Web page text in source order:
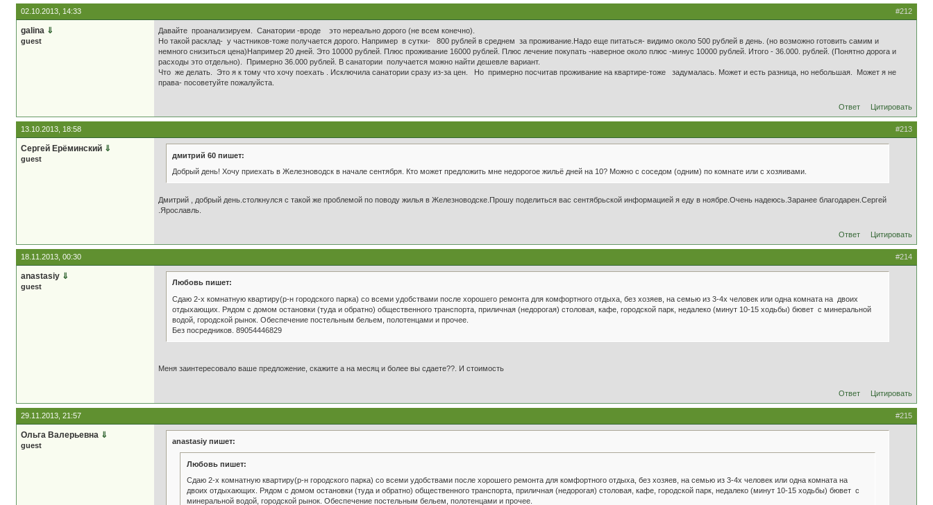
#212
02.10.2013, 14:33
galina ⇓
guest
Давайте проанализируем. Санатории -вроде это нереально дорого (не всем конечно).
Но такой расклад- у частников-тоже получается дорого. Например в сутки- 800 рублей в среднем за проживание.Надо еще питаться- видимо около 500 рублей в день. (но возможно готовить самим и
немного снизиться цена)Например 20 дней. Это 10000 рублей. Плюс проживание 16000 рублей. Плюс лечение покупать -наверное около плюс -минус 10000 рублей. Итого - 36.000. рублей. (Понятно дорога и
расходы это отдельно). Примерно 36.000 рублей. В санатории получается можно найти дешевле вариант.
Что же делать. Это я к тому что хочу поехать . Исключила санатории сразу из-за цен. Но примерно посчитав проживание на квартире-тоже задумалась. Может и есть разница, но небольшая. Может я не
права- посоветуйте пожалуйста.
Ответ Цитировать
#213
13.10.2013, 18:58
Сергей Ерёминский ⇓
guest
дмитрий 60 пишет:
Добрый день! Хочу приехать в Железноводск в начале сентября. Кто может предложить мне недорогое жильё дней на 10? Можно с соседом (одним) по комнате или с хозяивами.
Дмитрий , добрый день.столкнулся с такой же проблемой по поводу жилья в Железноводске.Прошу поделиться вас сентябрьской информацией я еду в ноябре.Очень надеюсь.Заранее благодарен.Сергей
.Ярославль.
Ответ Цитировать
#214
18.11.2013, 00:30
anastasiy ⇓
guest
Любовь пишет:
Сдаю 2-х комнатную квартиру(р-н городского парка) со всеми удобствами после хорошего ремонта для комфортного отдыха, без хозяев, на семью из 3-4х человек или одна комната на двоих
отдыхающих. Рядом с домом остановки (туда и обратно) общественного транспорта, приличная (недорогая) столовая, кафе, городской парк, недалеко (минут 10-15 ходьбы) бювет с минеральной
водой, городской рынок. Обеспечение постельным бельем, полотенцами и прочее.
Без посредников. 89054446829
Меня заинтересовало ваше предложение, скажите а на месяц и более вы сдаете??. И стоимость
Ответ Цитировать
#215
29.11.2013, 21:57
Ольга Валерьевна ⇓
guest anastasiy пишет:
Любовь пишет:
Сдаю 2-х комнатную квартиру(р-н городского парка) со всеми удобствами после хорошего ремонта для комфортного отдыха, без хозяев, на семью из 3-4х человек или одна комната на
двоих отдыхающих. Рядом с домом остановки (туда и обратно) общественного транспорта, приличная (недорогая) столовая, кафе, городской парк, недалеко (минут 10-15 ходьбы) бювет с
минеральной водой, городской рынок. Обеспечение постельным бельем, полотенцами и прочее.